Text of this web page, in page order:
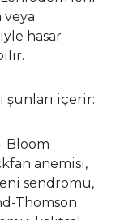
veya
hasar
şunları içerir:
Bloom
anemisi,
sendromu,
Thomson